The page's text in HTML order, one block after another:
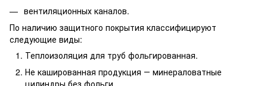
вентиляционных каналов.
По наличию защитного покрытия классифицируют
следующие виды:
Теплоизоляция для труб фольгированная.
Не кашированная продукция ― минераловатные